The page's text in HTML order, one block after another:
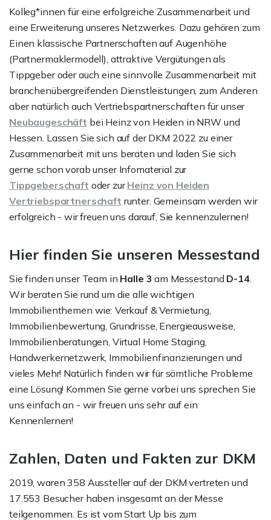
Kolleg*innen für eine erfolgreiche Zusammenarbeit und
eine Erweiterung unseres Netzwerkes. Dazu gehören zum
Einen klassische Partnerschaften auf Augenhöhe
(Partnermaklermodell), attraktive Vergütungen als
Tippgeber oder auch eine sinnvolle Zusammenarbeit mit
branchenübergreifenden Dienstleistungen, zum Anderen
aber natürlich auch Vertriebspartnerschaften für unser
Neubaugeschäft bei Heinz von Heiden in NRW und
Hessen. Lassen Sie sich auf der DKM 2022 zu einer
Zusammenarbeit mit uns beraten und laden Sie sich
gerne schon vorab unser Infomaterial zur
Tippgeberschaft oder zurHeinz von Heiden
Vertriebspartnerschaft runter. Gemeinsam werden wir
erfolgreich - wir freuen uns darauf, Sie kennenzulernen!
Hier finden Sie unseren Messestand
Sie finden unser Team in Halle 3 am Messestand D-14.
Wir beraten Sie rund um die alle wichtigen
Immobilienthemen wie: Verkauf & Vermietung,
Immobilienbewertung, Grundrisse, Energieausweise,
Immobilienberatungen, Virtual Home Staging,
Handwerkernetzwerk, Immobilienfinanzierungen und
vieles Mehr! Natürlich finden wir für sämtliche Probleme
eine Lösung! Kommen Sie gerne vorbei uns sprechen Sie
uns einfach an - wir freuen uns sehr auf ein
Kennenlernen!
Zahlen, Daten und Fakten zur DKM
2019, waren 358 Aussteller auf der DKM vertreten und
17.553 Besucher haben insgesamt an der Messe
teilgenommen. Es ist vom Start Up bis zum